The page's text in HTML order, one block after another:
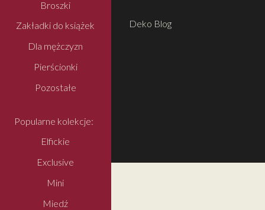
Deko Blog
Broszki
Zakładki do książek
Dla mężczyzn
Pierścionki
Pozostałe
Popularne kolekcje:
Elfickie
Exclusive
Mini
Miedź